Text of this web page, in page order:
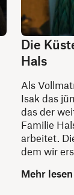
Die
Hals
Als
Isak das
das der
Familie
arbeitet.
dem wir
Mehr lesen